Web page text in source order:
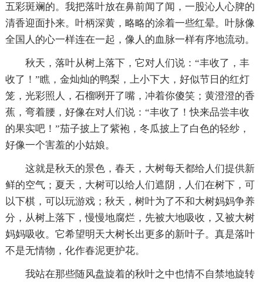
五彩斑斓的。我把落叶放在鼻前闻了闻，一股沁人心脾的
清香迎面扑来。叶柄深黄，略略的涂着一些红晕。叶脉像
全国人的心一样连在一起，像人的血脉一样有序地流动。
秋天，落叶从树上落下，它对人们说：“丰收了，丰
收了！”瞧，金灿灿的鸭梨，上小下大，好似节日的红灯
笼，光彩照人，石榴咧开了嘴，冲着你傻笑；黄澄澄的香
蕉，弯着腰，好像在对人们说：“丰收了！快来品尝丰收
的果实吧！”茄子披上了紫袍，冬瓜披上了白色的轻纱，
好像一个害羞的小姑娘。
这就是秋天的景色，春天，大树每天都给人们提供新
鲜的空气；夏天，大树可以给人们遮阴，人们在树下，可
以下棋，可以玩游戏；秋天，树叶为了不和大树妈妈争养
分，从树上落下，慢慢地腐烂，先被大地吸收，又被大树
妈妈吸收。它希望明天大树长出更多的新叶子。真是落叶
不是无情物，化作春泥更护花。
我站在那些随风盘旋着的秋叶之中也情不自禁地旋转